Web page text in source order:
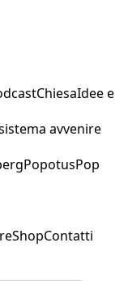
ChiesaIdee e
avvenire
PopotusPop
ShopContatti